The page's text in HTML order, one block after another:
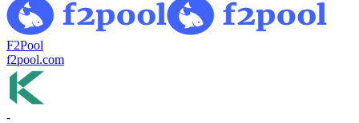
F2Pool
f2pool.com
-